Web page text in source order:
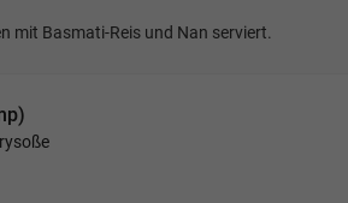
mit Basmati-Reis und Nan serviert.